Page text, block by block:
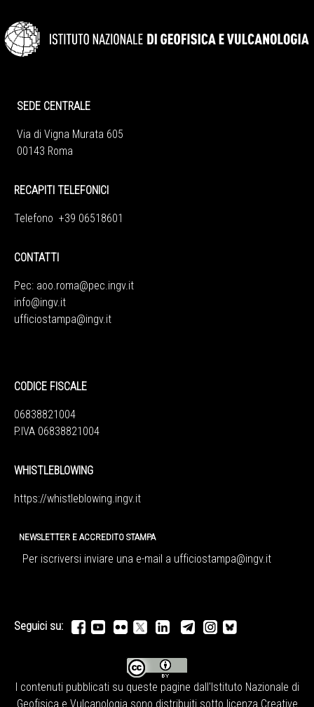
SEDE CENTRALE
Via di Vigna Murata 605
00143 Roma
RECAPITI TELEFONICI
Telefono +39 06518601
CONTATTI
Pec: aoo.roma@pec.ingv.it
info@ingv.it
ufficiostampa@ingv.it
CODICE FISCALE
06838821004
P.IVA 06838821004
WHISTLEBLOWING
https://whistleblowing.ingv. it
NEWSLETTER E ACCREDITO STAMPA
Per iscriversi inviare una e-mail a ufficiostampa@ingv.it
Seguici su:
I contenuti pubblicati su queste pagine dall'Istituto Nazionale di
Geofisica e Vulcanologia sono distribuiti sotto licenza Creative